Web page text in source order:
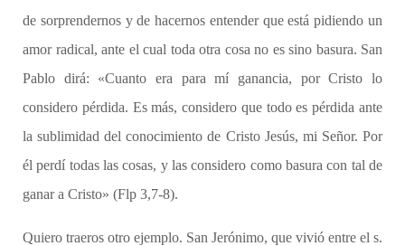
de sorprendernos y de hacernos entender que está pidiendo un
amor radical, ante el cual toda otra cosa no es sino basura. San
Pablo dirá: «Cuanto era para mí ganancia, por Cristo lo
considero pérdida. Es más, considero que todo es pérdida ante
la sublimidad del conocimiento de Cristo Jesús, mi Señor. Por
él perdí todas las cosas, y las considero como basura con tal de
ganar a Cristo» (Flp 3,7-8).
Quiero traeros otro ejemplo. San Jerónimo, que vivió entre el s.